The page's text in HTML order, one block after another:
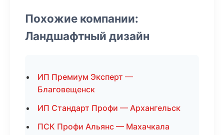
Похожие компании:
Ландшафтный дизайн
ИП Премиум Эксперт —
Благовещенск
ИП Стандарт Профи — Архангельск
ПСК Профи Альянс — Махачкала